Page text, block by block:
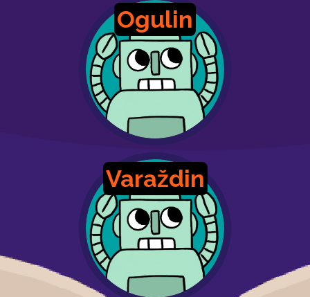
Ogulin
Varaždin